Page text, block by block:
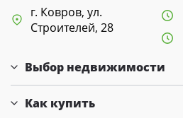
г. Ковров, ул.
Строителей, 28
Выбор недвижимости
Как купить